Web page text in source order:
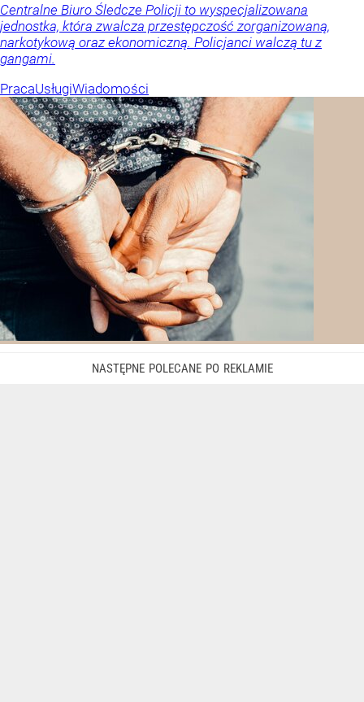
Centralne Biuro Śledcze Policji to wyspecjalizowana
jednostka, która zwalcza przestępczość zorganizowaną,
narkotykową oraz ekonomiczną. Policjanci walczą tu z
gangami.
PracaUsługiWiadomości